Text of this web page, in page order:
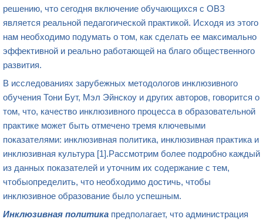
решению, что сегодня включение обучающихся с ОВЗ
является реальной педагогической практикой. Исходя из этого
нам необходимо подумать о том, как сделать ее максимально
эффективной и реально работающей на благо общественного
развития.
В исследованиях зарубежных методологов инклюзивного
обучения Тони Бут, Мэл Эйнскоу и других авторов, говорится о
том, что, качество инклюзивного процесса в образовательной
практике может быть отмечено тремя ключевыми
показателями: инклюзивная политика, инклюзивная практика и
инклюзивная культура [1].Рассмотрим более подробно каждый
из данных показателей и уточним их содержание с тем,
чтобыопределить, что необходимо достичь, чтобы
инклюзивное образование было успешным.
Инклюзивная политика предполагает, что администрация